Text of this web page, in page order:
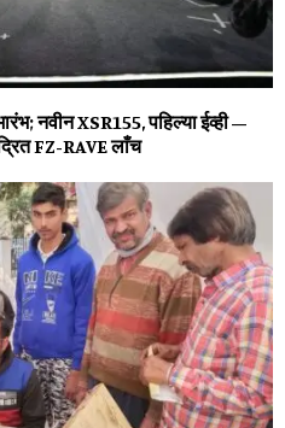
नवीन XSR155, पहिल्‍या ईव्‍ही –
FZ-RAVE लाँच